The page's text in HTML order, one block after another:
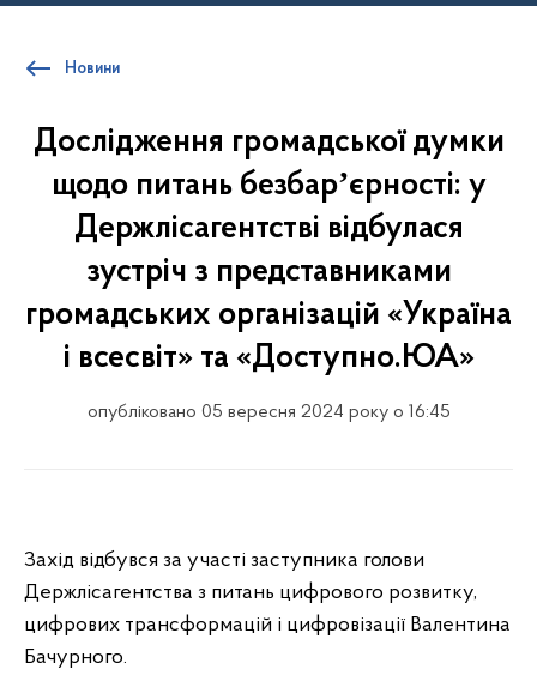
Новини
Дослідження громадської думки
щодо питань безбарʼєрності: у
Держлісагентстві відбулася
зустріч з представниками
громадських організацій «Україна
і всесвіт» та «Доступно.ЮА»
опубліковано 05 вересня 2024 року о 16:45
Захід відбувся за участі заступника голови
Держлісагентства з питань цифрового розвитку,
цифрових трансформацій і цифровізації Валентина
Бачурного.